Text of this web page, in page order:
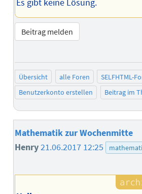
Es gibt keine Lösung.
Beitrag melden
Übersicht alle Foren SELFHTML-
Benutzerkonto erstellen
Beitrag im
Mathematik zur Wochenmitte
Henry21.06.2017 12:25